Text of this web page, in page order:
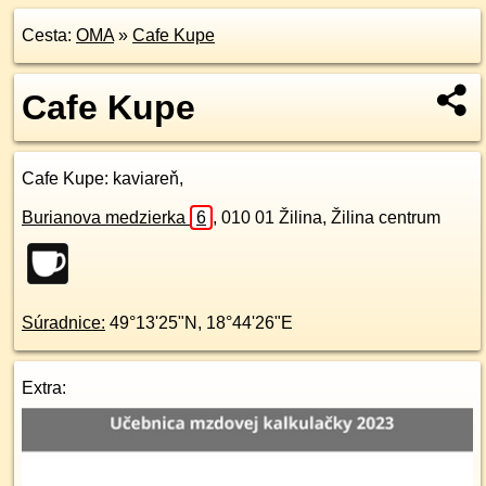
Cesta: OMA» Cafe Kupe
Cafe Kupe
Cafe Kupe: kaviareň,
Burianova medzierka 6 , 010 01 Žilina, Žilina centrum
Súradnice: 49°13'25"N , 18°44'26"E
Extra: